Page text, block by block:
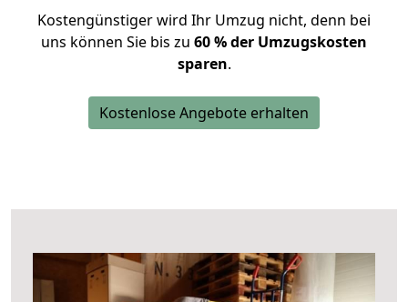
Kostengünstiger wird Ihr Umzug nicht, denn bei
uns können Sie bis zu 60 % der Umzugskosten
sparen.
Kostenlose Angebote erhalten